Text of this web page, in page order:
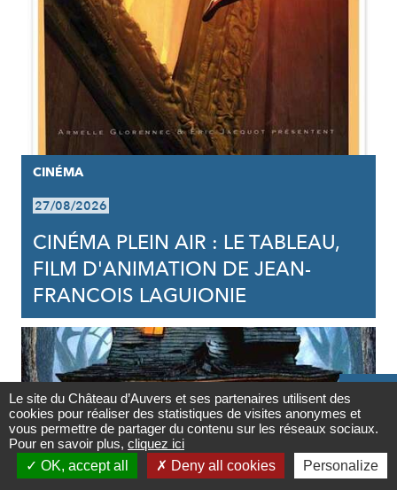
Contact

Newsletter
CINÉMA
27/08/2026
CINÉMA PLEIN AIR : LE TABLEAU,
FILM D'ANIMATION DE JEAN-
FRANCOIS LAGUIONIE
Le site du Château d’Auvers et ses partenaires utilisent des
cookies pour réaliser des statistiques de visites anonymes et
vous permettre de partager du contenu sur les réseaux sociaux.
Pour en savoir plus, cliquez ici
OK, accept all
Deny all cookies Personalize